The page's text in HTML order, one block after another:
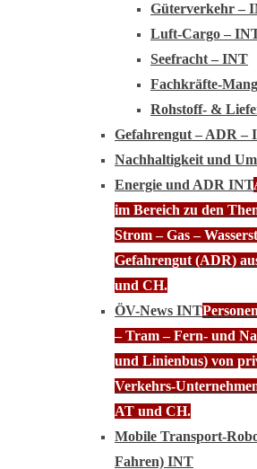
Güterverkehr –
Luft-Cargo –
Seefracht – INT
Fachkräfte-
Rohstoff- &
Gefahrengut – ADR –
Nachhaltigkeit und
Energie und ADR INT
im Bereich zu den
Strom – Gas –
Gefahrengut (ADR)
und CH.
ÖV-News INT
– Tram – Fern- und
und Linienbus) von
Verkehrs-
AT und CH.
Mobile Transport-
Fahren) INT